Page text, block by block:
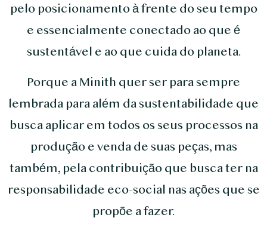
pelo posicionamento à frente do seu tempo
e essencialmente conectado ao que é
sustentável e ao que cuida do planeta.
Porque a Minith quer ser para sempre
lembrada para além da sustentabilidade que
busca aplicar em todos os seus processos na
produção e venda de suas peças, mas
também, pela contribuição que busca ter na
responsabilidade eco-social nas ações que se
propõe a fazer.